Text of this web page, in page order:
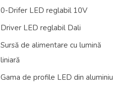
0-Drifer LED reglabil 10V
Driver LED reglabil Dali
Sursă de alimentare cu lumină
liniară
Gama de profile LED din aluminiu